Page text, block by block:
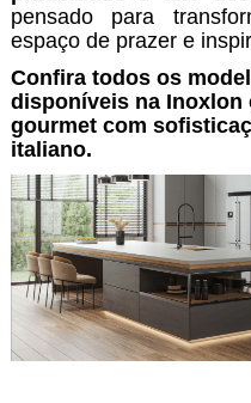
pensado para
espaço de prazer e
Confira todos os
disponíveis na Inoxlon
gourmet com
italiano.